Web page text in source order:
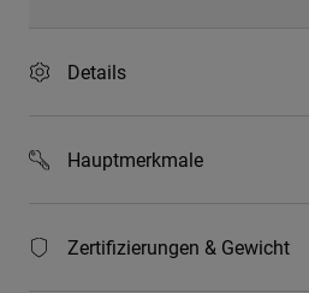
Details
Hauptmerkmale
Zertifizierungen & Gewicht